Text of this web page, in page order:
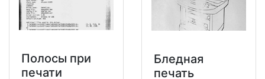
Полосы при
печати
Бледная
печать